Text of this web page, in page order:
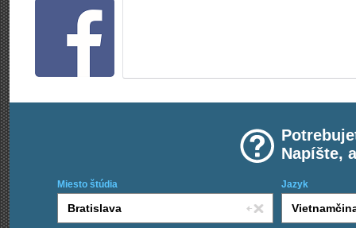
Napíšte,
Miesto štúdia Jazyk